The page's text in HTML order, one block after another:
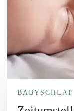
BABYSCHLAF